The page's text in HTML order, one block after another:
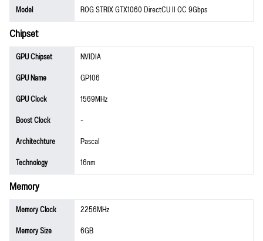
Model
ROG STRIX GTX1060 DirectCU II OC 9Gbps
Chipset
GPU Chipset
NVIDIA
GPU Name
GP106
GPU Clock
1569MHz
Boost Clock
-
Architechture
Pascal
Technology
16nm
Memory
Memory Clock
2256MHz
Memory Size
6GB